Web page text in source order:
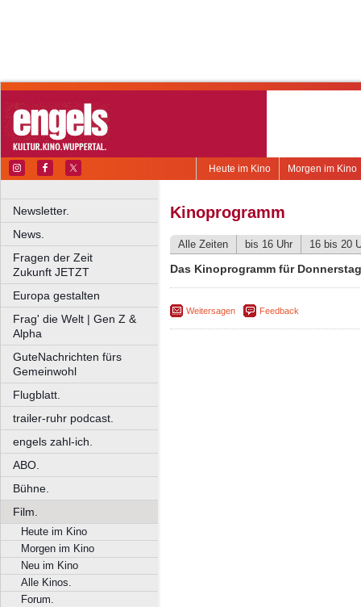
Morgen im Kino
Heute im Kino
Newsletter.
News.
Fragen der Zeit
Zukunft JETZT
Europa gestalten
Frag' die Welt | Gen Z &
Alpha
GuteNachrichten fürs
Gemeinwohl
Flugblatt.
trailer-ruhr podcast.
engels zahl-ich.
ABO.
Bühne.
Film.
Heute im Kino
Morgen im Kino
Neu im Kino
Alle Kinos.
Forum.
Kinoprogramm
Alle Zeiten bis 16 Uhr 16 bis 20
Das Kinoprogramm für
Weitersagen Feedback